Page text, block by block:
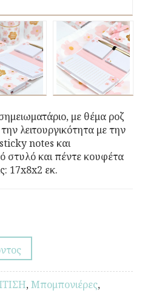
με θέμα ροζ
λειτουργικότητα με την
notes και
στυλό και πέντε κουφέτα
17x8x2 εκ.
,Μπομπονιέρες,